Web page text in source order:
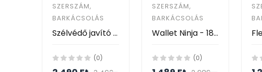
SZERSZÁM,
BARKÁCSOLÁS
Szélvédő javító készlet / kőfelverődés javítása házilag
(0)
SZERSZÁM,
BARKÁCSOLÁS
Wallet Ninja - 18 az 1-ben hitelkártya méretű zsebszerszám
(0)